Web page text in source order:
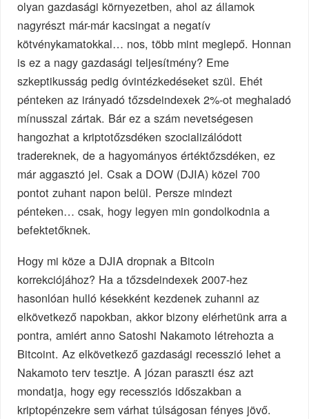
olyan gazdasági környezetben, ahol az államok
nagyrészt már-már kacsingat a negatív
kötvénykamatokkal… nos, több mint meglepő. Honnan
is ez a nagy gazdasági teljesítmény? Eme
szkeptikusság pedig óvintézkedéseket szül. Ehét
pénteken az irányadó tőzsdeindexek 2%-ot meghaladó
mínusszal zártak. Bár ez a szám nevetségesen
hangozhat a kriptotőzsdéken szocializálódott
tradereknek, de a hagyományos értéktőzsdéken, ez
már aggasztó jel. Csak a DOW (DJIA) közel 700
pontot zuhant napon belül. Persze mindezt
pénteken… csak, hogy legyen min gondolkodnia a
befektetőknek.
Hogy mi köze a DJIA dropnak a Bitcoin
korrekciójához? Ha a tőzsdeindexek 2007-hez
hasonlóan hulló késekként kezdenek zuhanni az
elkövetkező napokban, akkor bizony elérhetünk arra a
pontra, amiért anno Satoshi Nakamoto létrehozta a
Bitcoint. Az elkövetkező gazdasági recesszió lehet a
Nakamoto terv tesztje. A józan paraszti ész azt
mondatja, hogy egy recessziós időszakban a
kriptopénzekre sem várhat túlságosan fényes jövő.